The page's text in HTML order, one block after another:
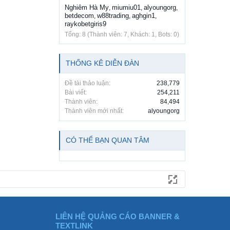
Nghiêm Hà My, miumiu01, alyoungorg,
betdecom, w88trading, aghgin1,
raykobetgiris9
Tổng: 8 (Thành viên: 7, Khách: 1, Bots: 0)
THỐNG KÊ DIỄN ĐÀN
Đề tài thảo luận:
238,779
Bài viết:
254,211
Thành viên:
84,494
Thành viên mới nhất:
alyoungorg
CÓ THỂ BẠN QUAN TÂM
LIÊN HỆ QUẢNG CÁO BANNER &
TEXTLINK